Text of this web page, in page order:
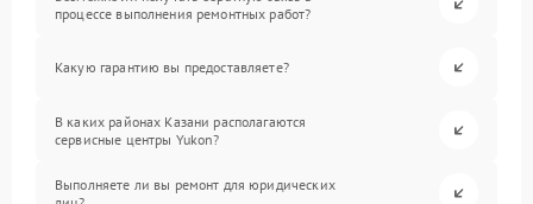
процессе выполнения ремонтных работ?
Какую гарантию вы предоставляете?
В каких районах Казани располагаются
сервисные центры Yukon?
Выполняете ли вы ремонт для юридических